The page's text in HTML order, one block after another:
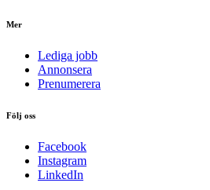
Mer
Lediga jobb
Annonsera
Prenumerera
Följ oss
Facebook
Instagram
LinkedIn